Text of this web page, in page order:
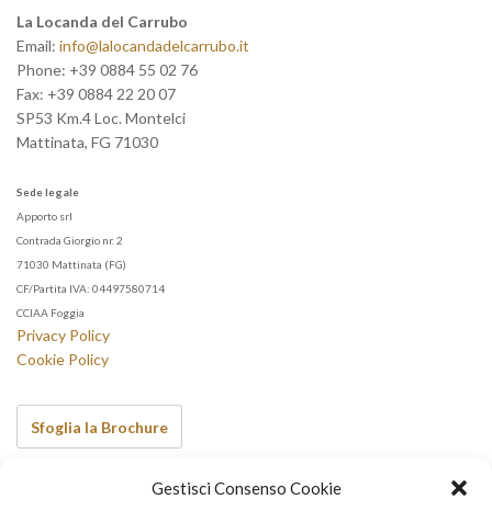
Gestisci Consenso Cookie
La Locanda del Carrubo
Email: info@lalocandadelcarrubo.it
Phone: +39 0884 55 02 76
Fax: +39 0884 22 20 07
SP53 Km.4 Loc. Montelci
Mattinata, FG 71030
Sede legale
Apporto srl
Contrada Giorgio nr. 2
71030 Mattinata (FG)
CF/Partita IVA: 04497580714
CCIAA Foggia
Privacy Policy
Cookie Policy
Sfoglia la Brochure
Scopri anche…